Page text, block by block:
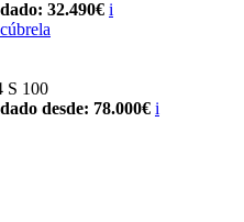
32.490€ i
S 100
desde: 78.000€ i